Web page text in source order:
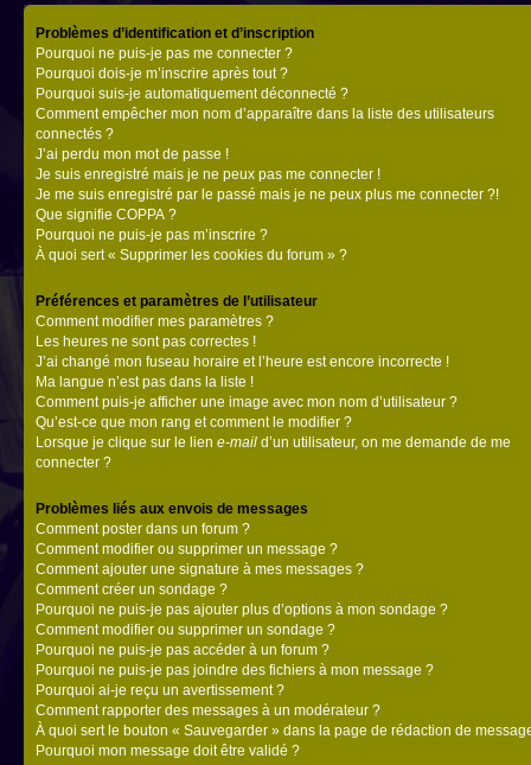
Problèmes d’identification et d’inscription
Pourquoi ne puis-je pas me connecter ?
Pourquoi dois-je m’inscrire après tout ?
Pourquoi suis-je automatiquement déconnecté ?
Comment empêcher mon nom d’apparaître dans la liste des utilisateurs
connectés ?
J’ai perdu mon mot de passe !
Je suis enregistré mais je ne peux pas me connecter !
Je me suis enregistré par le passé mais je ne peux plus me connecter ?!
Que signifie COPPA ?
Pourquoi ne puis-je pas m’inscrire ?
À quoi sert « Supprimer les cookies du forum » ?
Préférences et paramètres de l’utilisateur
Comment modifier mes paramètres ?
Les heures ne sont pas correctes !
J’ai changé mon fuseau horaire et l’heure est encore incorrecte !
Ma langue n’est pas dans la liste !
Comment puis-je afficher une image avec mon nom d’utilisateur ?
Qu’est-ce que mon rang et comment le modifier ?
Lorsque je clique sur le lien e-mail d’un utilisateur, on me demande de me
connecter ?
Problèmes liés aux envois de messages
Comment poster dans un forum ?
Comment modifier ou supprimer un message ?
Comment ajouter une signature à mes messages ?
Comment créer un sondage ?
Pourquoi ne puis-je pas ajouter plus d’options à mon sondage ?
Comment modifier ou supprimer un sondage ?
Pourquoi ne puis-je pas accéder à un forum ?
Pourquoi ne puis-je pas joindre des fichiers à mon message ?
Pourquoi ai-je reçu un avertissement ?
Comment rapporter des messages à un modérateur ?
À quoi sert le bouton « Sauvegarder » dans la page de rédaction de
Pourquoi mon message doit être validé ?